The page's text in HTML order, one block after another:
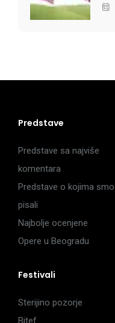
Predstave
Predstave sa najviše
komentara
Predstave o kojima smo
pisali
Najbolje ocenjene
Opere u Beogradu
Festivali
Sterijino pozorje
Bitef